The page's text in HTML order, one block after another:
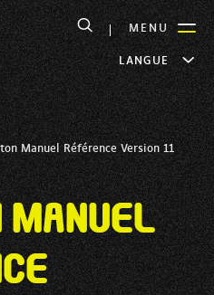
LANGUE
MENU
Manuel Référence Version 11